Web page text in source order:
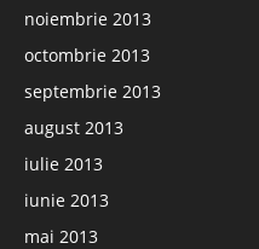
noiembrie 2013
octombrie 2013
septembrie 2013
august 2013
iulie 2013
iunie 2013
mai 2013